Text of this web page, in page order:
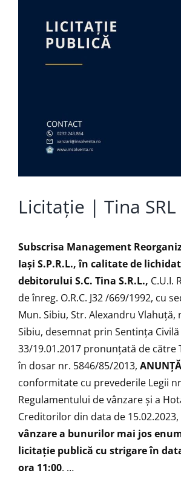
Larger
Licitație | Tina SRL
Subscrisa Management
Iaşi S.P.R.L.,în calitate de
debitorului S.C. Tina S.R.L., C.U.I.
de înreg. O.R.C. J32 /669/1992, cu
Mun. Sibiu, Str. Alexandru Vlahuță,
Sibiu, desemnat prin Sentința
33/19.01.2017 pronunțată de către
în dosar nr. 5846/85/2013, ANUNŢĂ
conformitate cu prevederile Legii
Regulamentului de vânzare și a
Creditorilor din data de 15.02.2023,
vânzare a bunurilor mai jos
licitaţie publică cu strigare în
ora 11:00. …